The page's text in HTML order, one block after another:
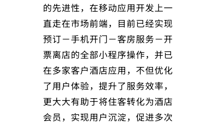
的先进性，在移动应用开发上一
直走在市场前端，目前已经实现
预订－手机开门－客房服务－开
票离店的全部小程序操作，并已
在多家客户酒店应用，不但优化
了用户体验，提升了服务效率，
更大大有助于将住客转化为酒店
会员，实现用户沉淀，促进多次